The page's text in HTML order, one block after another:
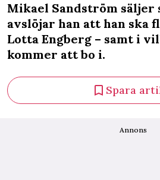
Mikael Sandström
avslöjar han att han ska
Lotta Engberg – samt i
kommer att bo i.
Spara
Annons